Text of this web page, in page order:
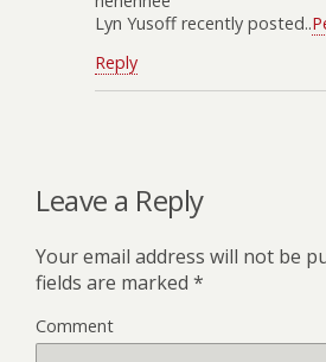
Lyn Yusoff recently posted..
Reply
Leave a Reply
Your email address will not be
fields are marked *
Comment